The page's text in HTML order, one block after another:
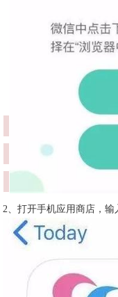
2、打开手机应用商店，输